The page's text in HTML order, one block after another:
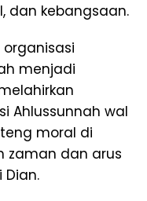
dan kebangsaan.
organisasi
menjadi
Ahlussunnah wal
moral di
zaman dan arus
Dian.